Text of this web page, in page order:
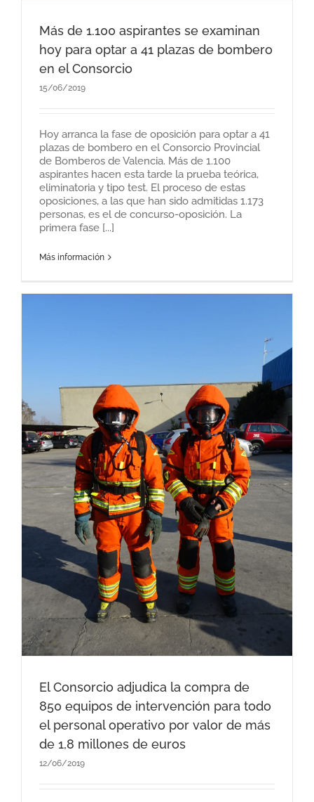
Más de 1.100 aspirantes se examinan
hoy para optar a 41 plazas de bombero
en el Consorcio
15/06/2019
Hoy arranca la fase de oposición para optar a 41
plazas de bombero en el Consorcio Provincial
de Bomberos de Valencia. Más de 1.100
aspirantes hacen esta tarde la prueba teórica,
eliminatoria y tipo test. El proceso de estas
oposiciones, a las que han sido admitidas 1.173
personas, es el de concurso-oposición. La
primera fase [...]
Más información
El Consorcio adjudica la compra de
850 equipos de intervención para todo
el personal operativo por valor de más
de 1,8 millones de euros
12/06/2019